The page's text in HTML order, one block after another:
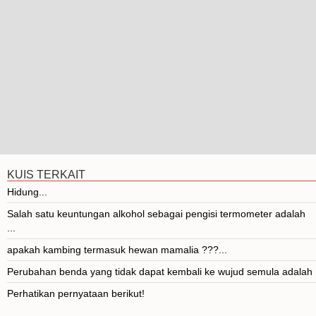
KUIS TERKAIT
Hidung...
Salah satu keuntungan alkohol sebagai pengisi termometer adalah
apakah kambing termasuk hewan mamalia ???...
Perubahan benda yang tidak dapat kembali ke wujud semula adalah
Perhatikan pernyataan berikut!